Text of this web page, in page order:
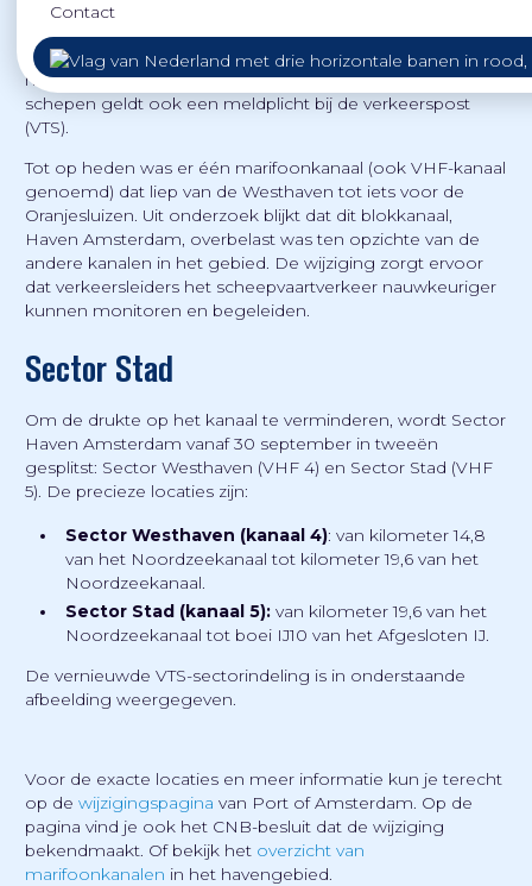
Contact
Het Noordzeekanaal en het Afgesloten IJ zijn één van de
drukste vaarwegen in Nederland. Schepen met een
marifoon moeten het blokkanaal uitluisteren. Voor grote
schepen geldt ook een meldplicht bij de verkeerspost
(VTS).
Tot op heden was er één marifoonkanaal (ook VHF-kanaal
genoemd) dat liep van de Westhaven tot iets voor de
Oranjesluizen. Uit onderzoek blijkt dat dit blokkanaal,
Haven Amsterdam, overbelast was ten opzichte van de
andere kanalen in het gebied. De wijziging zorgt ervoor
dat verkeersleiders het scheepvaartverkeer nauwkeuriger
kunnen monitoren en begeleiden.
Sector Stad
Om de drukte op het kanaal te verminderen, wordt Sector
Haven Amsterdam vanaf 30 september in tweeën
gesplitst: Sector Westhaven (VHF 4) en Sector Stad (VHF
5). De precieze locaties zijn:
Sector Westhaven (kanaal 4): van kilometer 14,8
van het Noordzeekanaal tot kilometer 19,6 van het
Noordzeekanaal.
Sector Stad (kanaal 5):van kilometer 19,6 van het
Noordzeekanaal tot boei IJ10 van het Afgesloten IJ.
De vernieuwde VTS-sectorindeling is in onderstaande
afbeelding weergegeven.
Voor de exacte locaties en meer informatie kun je terecht
op de wijzigingspagina van Port of Amsterdam. Op de
pagina vind je ook het CNB-besluit dat de wijziging
bekendmaakt. Of bekijk het overzicht van
marifoonkanalen in het havengebied.